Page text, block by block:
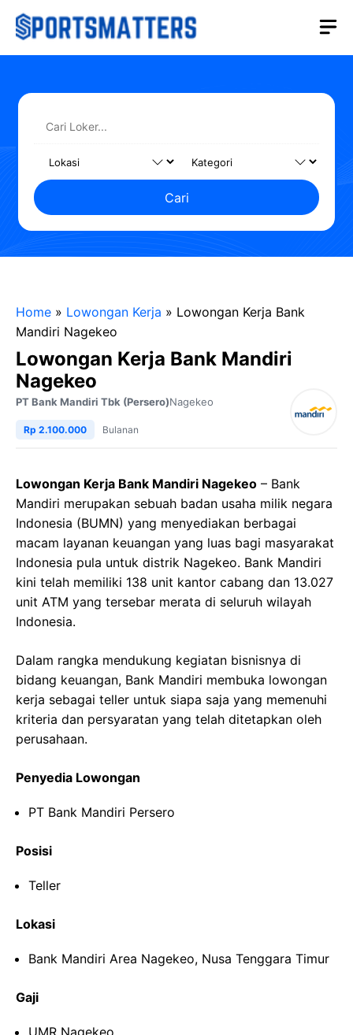
Langsung
Cari
Home » Lowongan Kerja » Lowongan Kerja Bank
Mandiri Nagekeo
Lowongan Kerja Bank Mandiri
Nagekeo
PT Bank Mandiri Tbk (Persero)Nagekeo
Rp 2.100.000 Bulanan
Lowongan Kerja Bank Mandiri Nagekeo – Bank
Mandiri merupakan sebuah badan usaha milik negara
Indonesia (BUMN) yang menyediakan berbagai
macam layanan keuangan yang luas bagi masyarakat
Indonesia pula untuk distrik Nagekeo. Bank Mandiri
kini telah memiliki 138 unit kantor cabang dan 13.027
unit ATM yang tersebar merata di seluruh wilayah
Indonesia.
Dalam rangka mendukung kegiatan bisnisnya di
bidang keuangan, Bank Mandiri membuka lowongan
kerja sebagai teller untuk siapa saja yang memenuhi
kriteria dan persyaratan yang telah ditetapkan oleh
perusahaan.
Penyedia Lowongan
PT Bank Mandiri Persero
Posisi
Teller
Lokasi
Bank Mandiri Area Nagekeo, Nusa Tenggara Timur
Gaji
UMR Nagekeo